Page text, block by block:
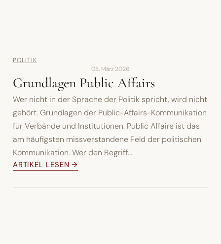
POLITIK
08. März 2026
Grundlagen Public Affairs
Wer nicht in der Sprache der Politik spricht, wird nicht
gehört. Grundlagen der Public-Affairs-Kommunikation
für Verbände und Institutionen. Public Affairs ist das
am häufigsten missverstandene Feld der politischen
Kommunikation. Wer den Begriff...
ARTIKEL LESEN →